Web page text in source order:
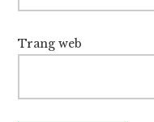
Trang web